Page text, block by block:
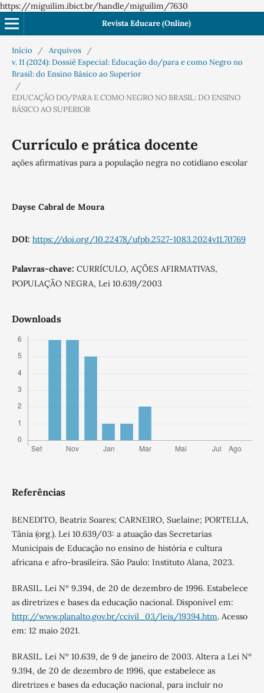
https://miguilim.ibict.br/handle/miguilim/7630
Revista Educare (Online)
Início / Arquivos
/
v. 11 (2024): Dossiê Especial: Educação do/para e como Negro no
Brasil: do Ensino Básico ao Superior
/
EDUCAÇÃO DO/PARA E COMO NEGRO NO BRASIL: DO ENSINO
BÁSICO AO SUPERIOR
Currículo e prática docente
ações afirmativas para a população negra no cotidiano escolar
Dayse Cabral de Moura
DOI: https://doi.org/10.22478/ufpb.2527-1083.2024v11.70769
Palavras-chave: CURRÍCULO, AÇÕES AFIRMATIVAS,
POPULAÇÃO NEGRA, Lei 10.639/2003
Downloads
Referências
BENEDITO, Beatriz Soares; CARNEIRO, Suelaine; PORTELLA,
Tânia (org.). Lei 10.639/03: a atuação das Secretarias
Municipais de Educação no ensino de história e cultura
africana e afro-brasileira. São Paulo: Instituto Alana, 2023.
BRASIL. Lei Nº 9.394, de 20 de dezembro de 1996. Estabelece
as diretrizes e bases da educação nacional. Disponível em:
http://www.planalto.gov.br/ccivil_03/leis/l9394.htm. Acesso
em: 12 maio 2021.
BRASIL. Lei Nº 10.639, de 9 de janeiro de 2003. Altera a Lei Nº
9.394, de 20 de dezembro de 1996, que estabelece as
diretrizes e bases da educação nacional, para incluir no